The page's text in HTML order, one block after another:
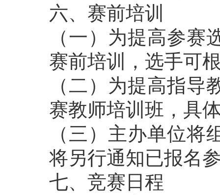
六、赛前培训
（一）为提高参
赛前培训，选手可
（二）为提高指
赛教师培训班，具
（三）主办单位
将另行通知已报名
七、竞赛日程